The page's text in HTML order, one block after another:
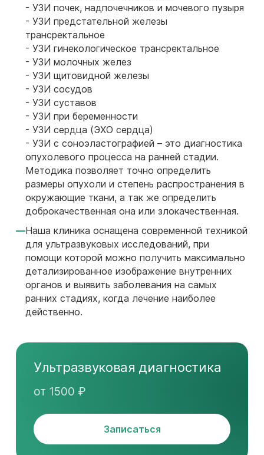
- УЗИ почек, надпочечников и мочевого пузыря
- УЗИ предстательной железы
трансректальное
- УЗИ гинекологическое трансректальное
- УЗИ молочных желез
- УЗИ щитовидной железы
- УЗИ сосудов
- УЗИ суставов
- УЗИ при беременности
- УЗИ сердца (ЭХО сердца)
- УЗИ с соноэластографией – это диагностика
опухолевого процесса на ранней стадии.
Методика позволяет точно определить
размеры опухоли и степень распространения в
окружающие ткани, а так же определить
доброкачественная она или злокачественная.
Наша клиника оснащена современной техникой
для ультразвуковых исследований, при
помощи которой можно получить максимально
детализированное изображение внутренних
органов и выявить заболевания на самых
ранних стадиях, когда лечение наиболее
действенно.
Ультразвуковая диагностика
от 1500 ₽
Записаться